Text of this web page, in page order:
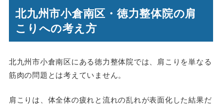
北九州市小倉南区・徳力整体院の肩
こりへの考え方
北九州市小倉南区にある徳力整体院では、肩こりを単なる
筋肉の問題とは考えていません。
肩こりは、体全体の疲れと流れの乱れが表面化した結果だ